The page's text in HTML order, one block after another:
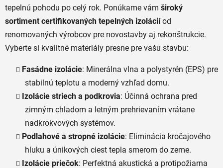
tepelnú pohodu po celý rok. Ponúkame vám široký
sortiment certifikovaných tepelných izoláciíod
renomovaných výrobcov pre novostavby aj rekonštrukcie.
Vyberte si kvalitné materiály presne pre vašu stavbu:
Fasádne izolácie: Minerálna vlna a polystyrén (EPS) pre
stabilnú teplotu a moderný vzhľad domu.
Izolácie striech a podkrovia: Účinná ochrana pred
zimným chladom a letným prehrievaním vrátane
nadkrokvových systémov.
Podlahové a stropné izolácie: Eliminácia kročajového
hluku a únikových ciest tepla smerom do zeme.
Izolácie priečok: Perfektná akustická a protipožiarna